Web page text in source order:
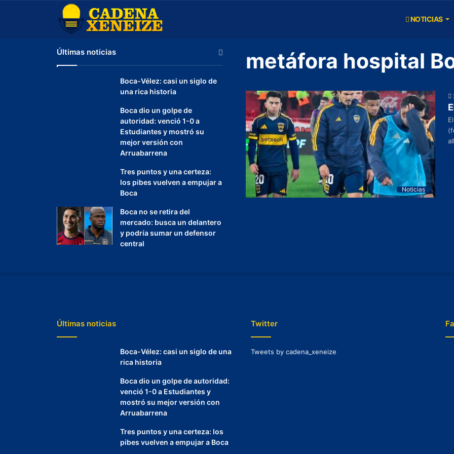
NOTICIAS
metáfora hospital
Noticias
Últimas noticias
Boca-Vélez: casi un siglo de
una rica historia
Boca dio un golpe de
autoridad: venció 1-0 a
Estudiantes y mostró su
mejor versión con
Arruabarrena
Tres puntos y una certeza:
los pibes vuelven a empujar a
Boca
Boca no se retira del
mercado: busca un delantero
y podría sumar un defensor
central
Últimas noticias
Boca-Vélez: casi un siglo de una
rica historia
Boca dio un golpe de autoridad:
venció 1-0 a Estudiantes y
mostró su mejor versión con
Arruabarrena
Tres puntos y una certeza: los
pibes vuelven a empujar a Boca
Twitter
Tweets by cadena_xeneize